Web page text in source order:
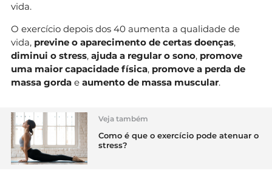
vida.
O exercício depois dos 40 aumenta a qualidade de
vida, previne o aparecimento de certas doenças,
diminui o stress, ajuda a regular o sono, promove
uma maior capacidade física, promove a perda de
massa gorda e aumento de massa muscular.
Veja também
Como é que o exercício pode atenuar o
stress?